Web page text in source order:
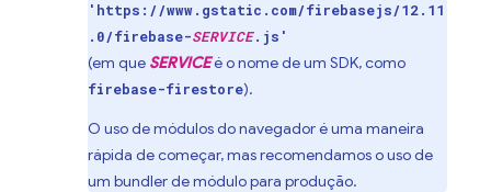
'https://www.gstatic.com/firebasejs/12.11
.0/firebase-SERVICE.js'
(em que SERVICEé o nome de um SDK, como
firebase-firestore).
O uso de módulos do navegador é uma maneira
rápida de começar, mas recomendamos o uso de
um bundler de módulo para produção.